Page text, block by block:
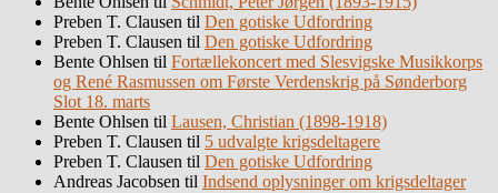
Preben T. Clausen til Den gotiske Udfordring
Preben T. Clausen til Den gotiske Udfordring
Bente Ohlsen til Fortællekoncert med Slesvigske Musikkorps
og René Rasmussen om Første Verdenskrig på Sønderborg
Slot 18. marts
Bente Ohlsen til Lausen, Christian (1898-1918)
Preben T. Clausen til 5 udvalgte krigsdeltagere
Preben T. Clausen til Den gotiske Udfordring
Andreas Jacobsen til Indsend oplysninger om krigsdeltager